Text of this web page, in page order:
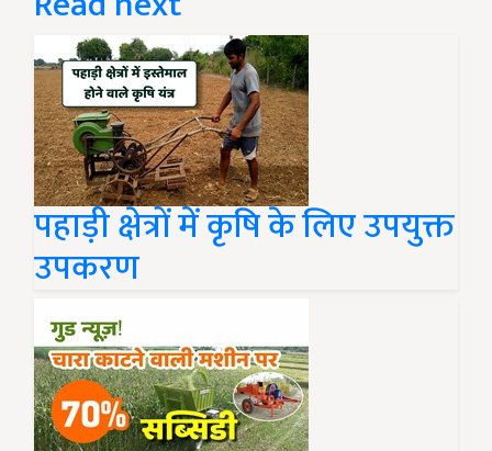
पहाड़ी क्षेत्रों में कृषि के लिए उपयुक्त
उपकरण